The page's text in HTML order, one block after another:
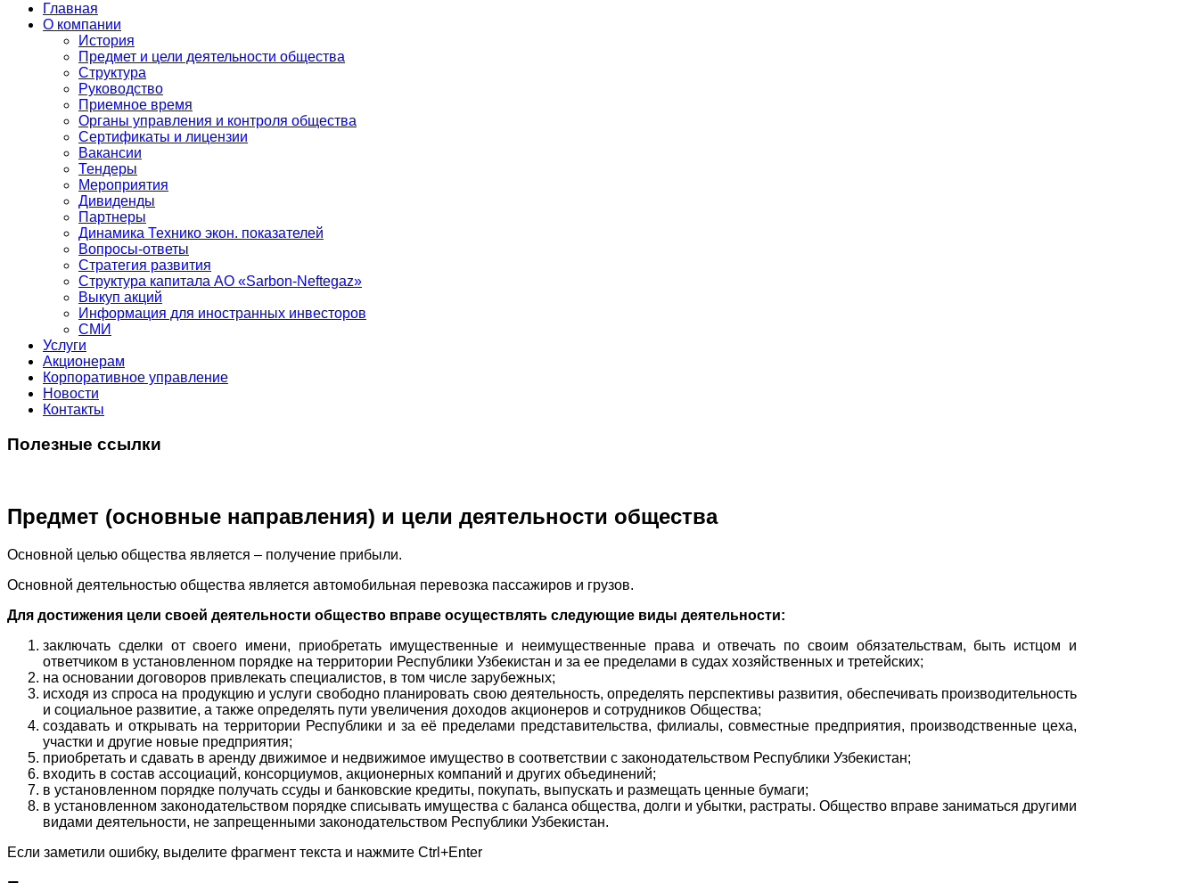
Главная
О компании
История
Предмет и цели деятельности общества
Структура
Руководство
Приемное время
Органы управления и контроля общества
Сертификаты и лицензии
Вакансии
Тендеры
Мероприятия
Дивиденды
Партнеры
Динамика Технико экон. показателей
Вопросы-ответы
Стратегия развития
Структура капитала АО «Sarbon-Neftegaz»
Выкуп акций
Информация для иностранных инвесторов
СМИ
Услуги
Акционерам
Корпоративное управление
Новости
Контакты
Полезные ссылки
Предмет (основные направления) и цели деятельности общества
Основной целью общества является – получение прибыли.
Основной деятельностью общества является автомобильная перевозка пассажиров и грузов.
Для достижения цели своей деятельности общество вправе осуществлять следующие виды деятельности:
заключать сделки от своего имени, приобретать имущественные и неимущественные права и отвечать по своим обязательствам, быть истцом и
ответчиком в установленном порядке на территории Республики Узбекистан и за ее пределами в судах хозяйственных и третейских;
на основании договоров привлекать специалистов, в том числе зарубежных;
исходя из спроса на продукцию и услуги свободно планировать свою деятельность, определять перспективы развития, обеспечивать производительность
и социальное развитие, а также определять пути увеличения доходов акционеров и сотрудников Общества;
создавать и открывать на территории Республики и за её пределами представительства, филиалы, совместные предприятия, производственные цеха,
участки и другие новые предприятия;
приобретать и сдавать в аренду движимое и недвижимое имущество в соответствии с законодательством Республики Узбекистан;
входить в состав ассоциаций, консорциумов, акционерных компаний и других объединений;
в установленном порядке получать ссуды и банковские кредиты, покупать, выпускать и размещать ценные бумаги;
в установленном законодательством порядке списывать имущества с баланса общества, долги и убытки, растраты. Общество вправе заниматься другими
видами деятельности, не запрещенными законодательством Республики Узбекистан.
Если заметили ошибку, выделите фрагмент текста и нажмите Ctrl+Enter